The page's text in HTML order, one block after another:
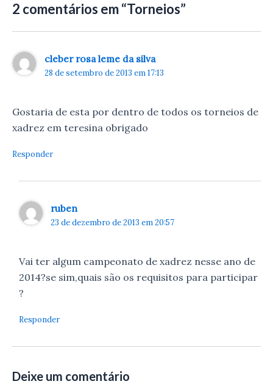
2 comentários em “Torneios”
cleber rosa leme da silva
28 de setembro de 2013 em 17:13
Gostaria de esta por dentro de todos os torneios de
xadrez em teresina obrigado
Responder
ruben
23 de dezembro de 2013 em 20:57
Vai ter algum campeonato de xadrez nesse ano de
2014?se sim,quais são os requisitos para participar
?
Responder
Deixe um comentário